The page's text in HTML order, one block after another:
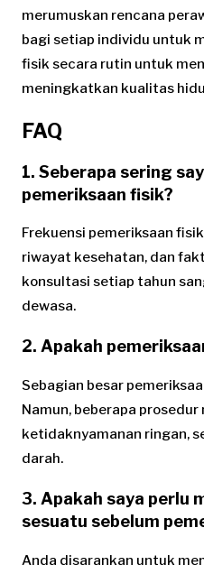
merumuskan rencana
bagi setiap individu untuk
fisik secara rutin untuk
meningkatkan kualitas
FAQ
1. Seberapa sering
pemeriksaan fisik?
Frekuensi pemeriksaan
riwayat kesehatan, dan
konsultasi setiap tahun
dewasa.
2. Apakah
Sebagian besar
Namun, beberapa
ketidaknyamanan ringan,
darah.
3. Apakah saya perlu
sesuatu sebelum
Anda disarankan untuk